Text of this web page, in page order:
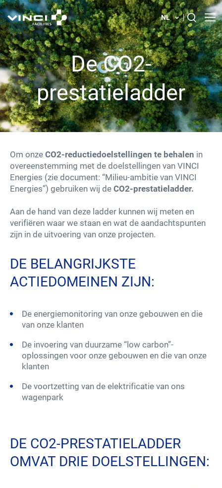
NL
Search
for:
Over ons
Onze oplossingen
Jouw carrière bij VINCI Facilities
Uw gebouw
Actualiteit
Vestigingen in België
Contacteer ons
Innovaties
Werken bij VINCI Facilities
Contacteer ons
De CO2-
prestatieladder
Om onze CO2-reductiedoelstellingen te behalen in
overeenstemming met de doelstellingen van VINCI
Energies (zie document: “Milieu-ambitie van VINCI
Energies”) gebruiken wij de CO2-prestatieladder.
Aan de hand van deze ladder kunnen wij meten en
verifiëren waar we staan en wat de aandachtspunten
zijn in de uitvoering van onze projecten.
DE BELANGRIJKSTE
ACTIEDOMEINEN ZIJN:
De energiemonitoring van onze gebouwen en die
van onze klanten
De invoering van duurzame “low carbon”-
oplossingen voor onze gebouwen en die van onze
klanten
De voortzetting van de elektrificatie van ons
wagenpark
DE CO2-PRESTATIELADDER
OMVAT DRIE DOELSTELLINGEN: